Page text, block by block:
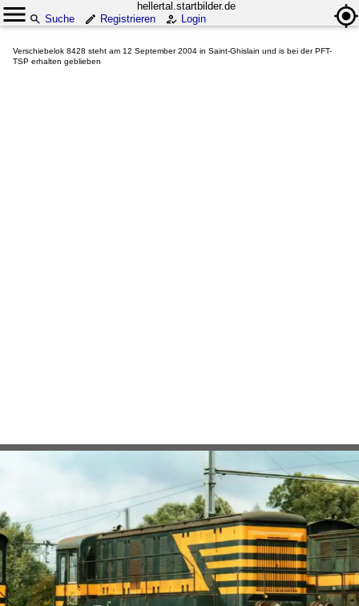
hellertal.startbilder.de
Suche
Registrieren Login
Verschiebelok 8428 steht am 12 September 2004 in Saint-Ghislain und is bei der PFT-
TSP erhalten geblieben